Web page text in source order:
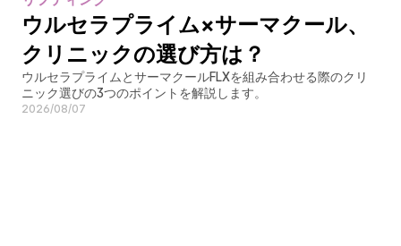
ウルセラプライム×サーマクール、
クリニックの選び方は？
ウルセラプライムとサーマクールFLXを組み合わせる際のクリ
ニック選びの3つのポイントを解説します。
2026/08/07